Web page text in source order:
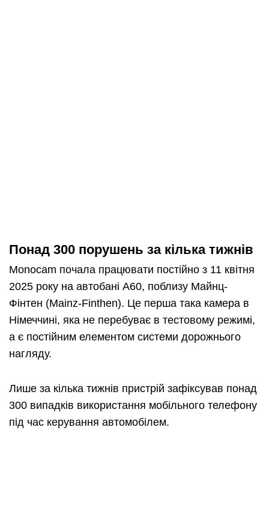
Понад 300 порушень за кілька тижнів
Monocam почала працювати постійно з 11 квітня
2025 року на автобані A60, поблизу Майнц-
Фінтен (Mainz-Finthen). Це перша така камера в
Німеччині, яка не перебуває в тестовому режимі,
а є постійним елементом системи дорожнього
нагляду.
Лише за кілька тижнів пристрій зафіксував понад
300 випадків використання мобільного телефону
під час керування автомобілем.